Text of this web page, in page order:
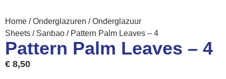
Home /Onderglazuren /Onderglazuur
Sheets / Sanbao / Pattern Palm Leaves – 4
Pattern Palm Leaves – 4
€ 8,50